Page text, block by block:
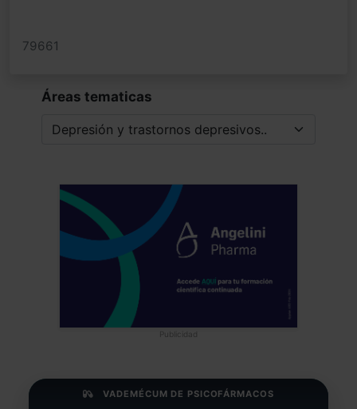
79661
Áreas tematicas
Publicidad
VADEMÉCUM DE PSICOFÁRMACOS